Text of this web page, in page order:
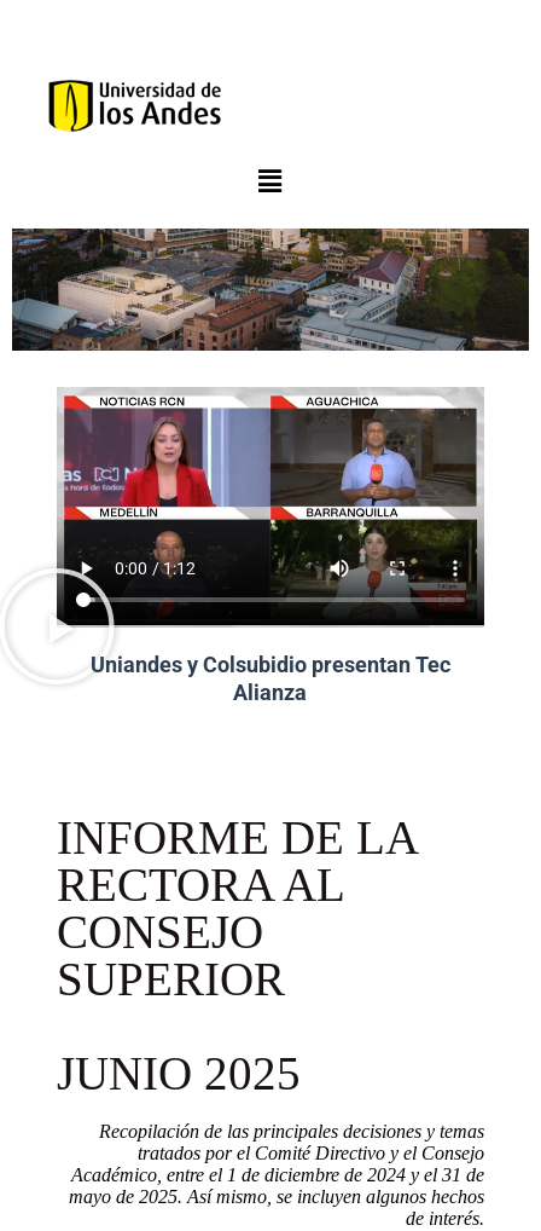
Uniandes y Colsubidio presentan Tec
Alianza
INFORME DE LA
RECTORA AL
CONSEJO
SUPERIOR
JUNIO 2025
Recopilación de las principales decisiones y temas
tratados por el Comité Directivo y el Consejo
Académico, entre el 1 de diciembre de 2024 y el 31 de
mayo de 2025. Así mismo, se incluyen algunos hechos
de interés.